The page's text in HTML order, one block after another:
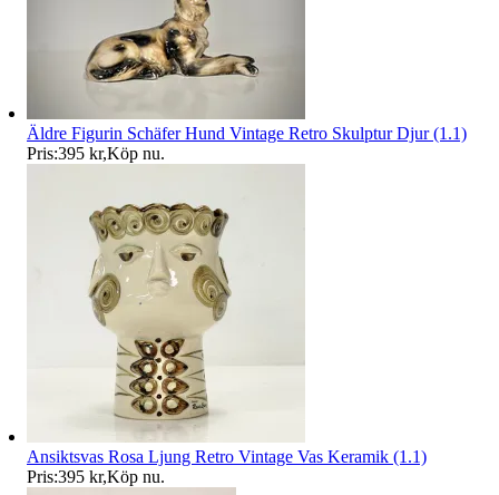
Äldre Figurin Schäfer Hund Vintage Retro Skulptur Djur (1.1)
Pris:395 kr,Köp nu.
Ansiktsvas Rosa Ljung Retro Vintage Vas Keramik (1.1)
Pris:395 kr,Köp nu.